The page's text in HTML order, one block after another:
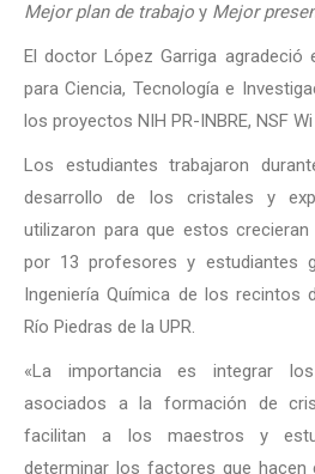
Mejor plan de trabajo y Mejor
El doctor López Garriga agradeció
para Ciencia, Tecnología e
los proyectos NIH PR-INBRE, NSF Wi
Los estudiantes trabajaron
desarrollo de los cristales y
utilizaron para que estos
por 13 profesores y estudiantes
Ingeniería Química de los recintos
Río Piedras de la UPR.
«La importancia es integrar
asociados a la formación de
facilitan a los maestros y
determinar los factores que hacen